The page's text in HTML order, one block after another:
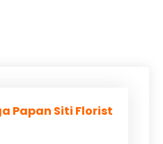
Papan Siti Florist